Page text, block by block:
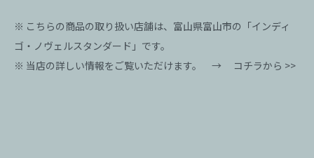
※ こちらの商品の取り扱い店舗は、富山県富山市の「インディ
ゴ・ノヴェルスタンダード」です。
※ 当店の詳しい情報をご覧いただけます。 → コチラから >>